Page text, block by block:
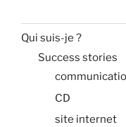
Qui suis-je ?
Success stories
CD
site internet